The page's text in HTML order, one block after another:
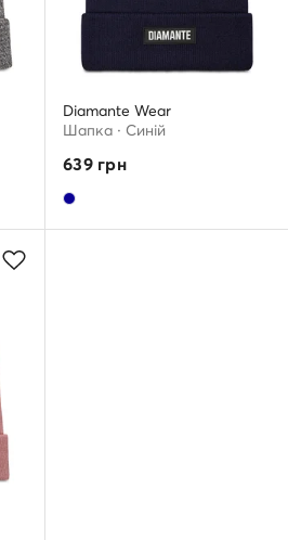
Diamante Wear
Шапкa · Cиній
639грн